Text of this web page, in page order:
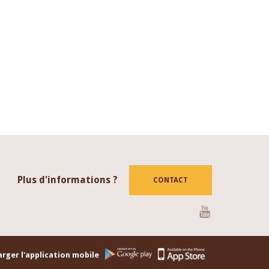
Plus d'informations ? CONTACT
l'application mobile